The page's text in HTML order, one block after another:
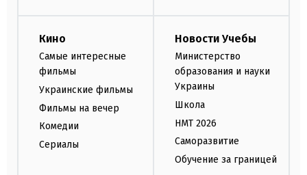
Кино
Самые интересные
фильмы
Украинские фильмы
Фильмы на вечер
Комедии
Сериалы
Новости Учебы
Министерство
образования и науки
Украины
Школа
НМТ 2026
Саморазвитие
Обучение за границей